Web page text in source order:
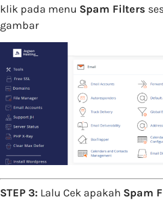
klik pada menu Spam Filters
gambar
STEP 3: Lalu Cek apakah Spam